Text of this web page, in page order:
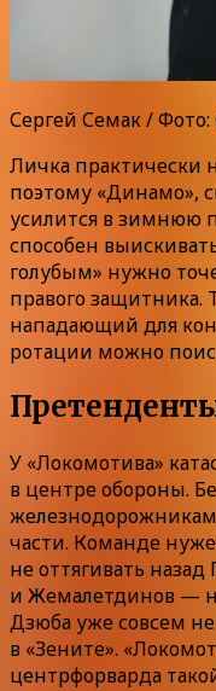
Сергей Семак /
Личка практически
поэтому «Динамо»,
усилится в зимнюю
способен
голубым» нужно
правого
нападающий для
ротации можно
У «Локомотива»
в центре обороны.
железнодорожникам
части. Команде
не оттягивать
и Жемалетдинов —
Дзюба уже совсем
в «Зените».
центрфорварда